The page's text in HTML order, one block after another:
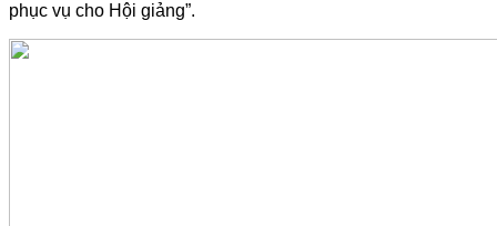
phục vụ cho Hội giảng”.